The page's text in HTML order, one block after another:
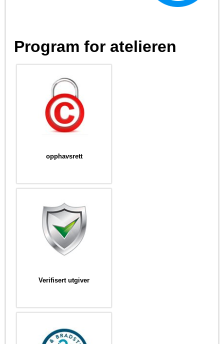
Program for atelieren
opphavsrett
Verifisert utgiver